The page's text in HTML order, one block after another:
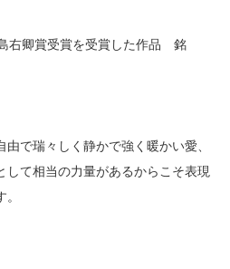
右卿賞受賞を受賞した作品 銘
で瑞々しく静かで強く暖かい愛、
して相当の力量があるからこそ表現